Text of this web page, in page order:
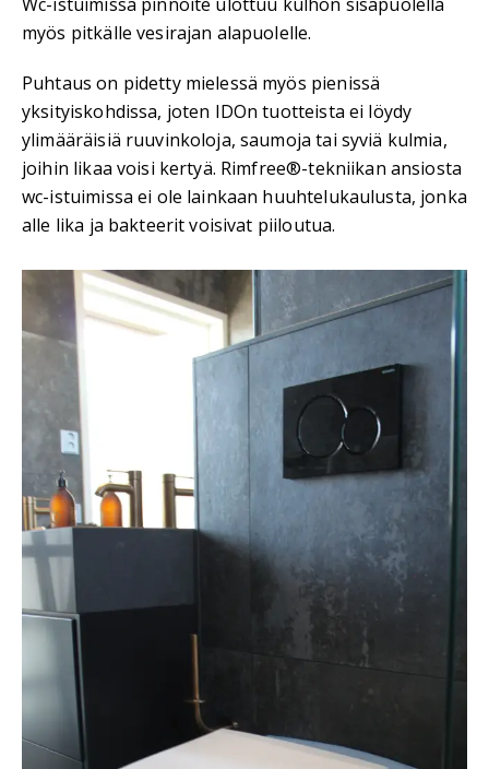
myös pitkälle vesirajan alapuolelle.
Puhtaus on pidetty mielessä myös pienissä
yksityiskohdissa, joten IDOn tuotteista ei löydy
ylimääräisiä ruuvinkoloja, saumoja tai syviä kulmia,
joihin likaa voisi kertyä. Rimfree®-tekniikan ansiosta
wc-istuimissa ei ole lainkaan huuhtelukaulusta, jonka
alle lika ja bakteerit voisivat piiloutua.